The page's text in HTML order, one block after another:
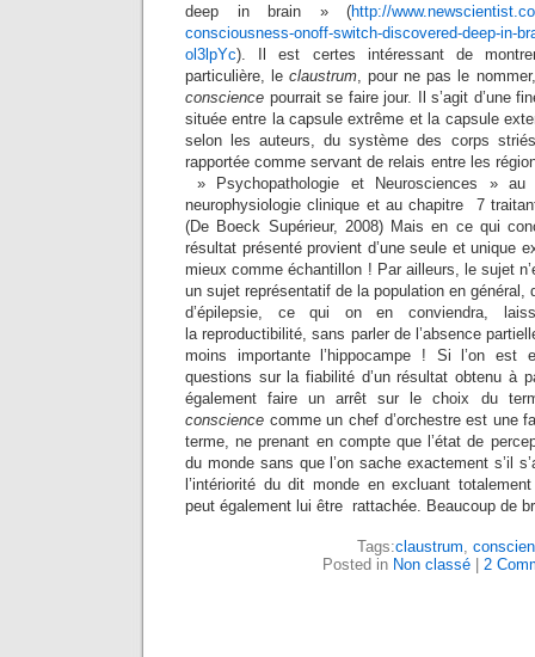
deep in brain » (http://
consciousness-onoff-switch-discovered-deep-in-
ol3lpYc). Il est certes intéressant de
particulière, leclaustrum , pour ne pas le
conscience pourrait se faire jour. Il s’agit d’une
située entre la capsule extrême et la capsule
selon les auteurs, du système des corps
rapportée comme servant de relais entre les
» Psychopathologie et Neurosciences »
neurophysiologie clinique et au chapitre 7
(De Boeck Supérieur, 2008) Mais en ce qui
résultat présenté provient d’une seule et unique
mieux comme échantillon ! Par ailleurs, le sujet
un sujet représentatif de la population en général,
d’épilepsie, ce qui on en conviendra,
la reproductibilité, sans parler de l’absence
moins importante l’hippocampe ! Si l’on
questions sur la fiabilité d’un résultat obtenu à
également faire un arrêt sur le choix du
conscience comme un chef d’orchestre est une
terme, ne prenant en compte que l’état de
du monde sans que l’on sache exactement s’il
l’intériorité du dit monde en excluant
peut également lui être rattachée. Beaucoup de
Tags:claustrum
Posted in Non classé 2